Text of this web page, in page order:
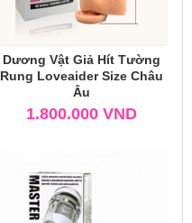
Dương Vật Giả Hít Tường
Rung Loveaider Size Châu
Âu
1.800.000 VND